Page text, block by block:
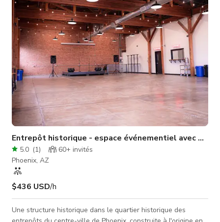
nourriture et boissons sont disponibles pour tous les tailles de
groupes. Ce l
Entrepôt historique - espace événementiel avec 3
5.0 (1) 60+ invités
Phoenix, AZ
$436 USD/h
Une structure historique dans le quartier historique des